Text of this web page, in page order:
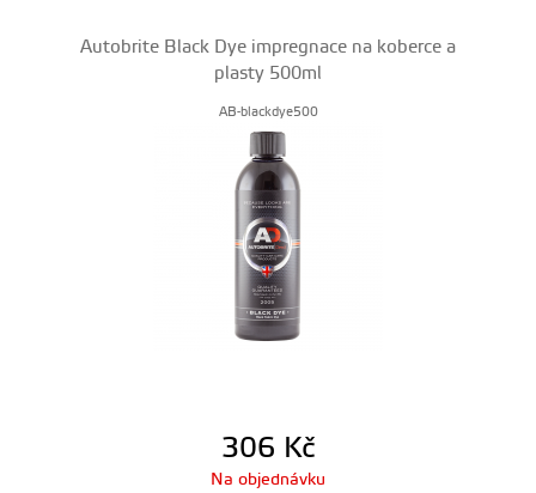
Autobrite Black Dye impregnace na koberce a
plasty 500ml
AB-blackdye500
306 Kč
Na objednávku